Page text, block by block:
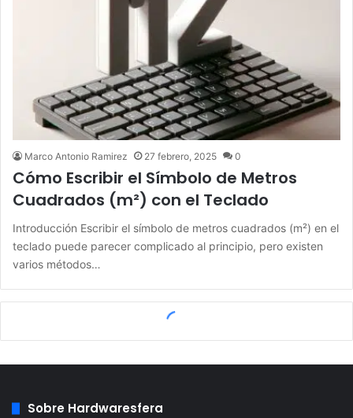
Marco Antonio Ramirez 27 febrero, 2025 0
Cómo Escribir el Símbolo de Metros
Cuadrados (m²) con el Teclado
Introducción Escribir el símbolo de metros cuadrados (m²) en el
teclado puede parecer complicado al principio, pero existen
varios métodos…
Sobre Hardwaresfera